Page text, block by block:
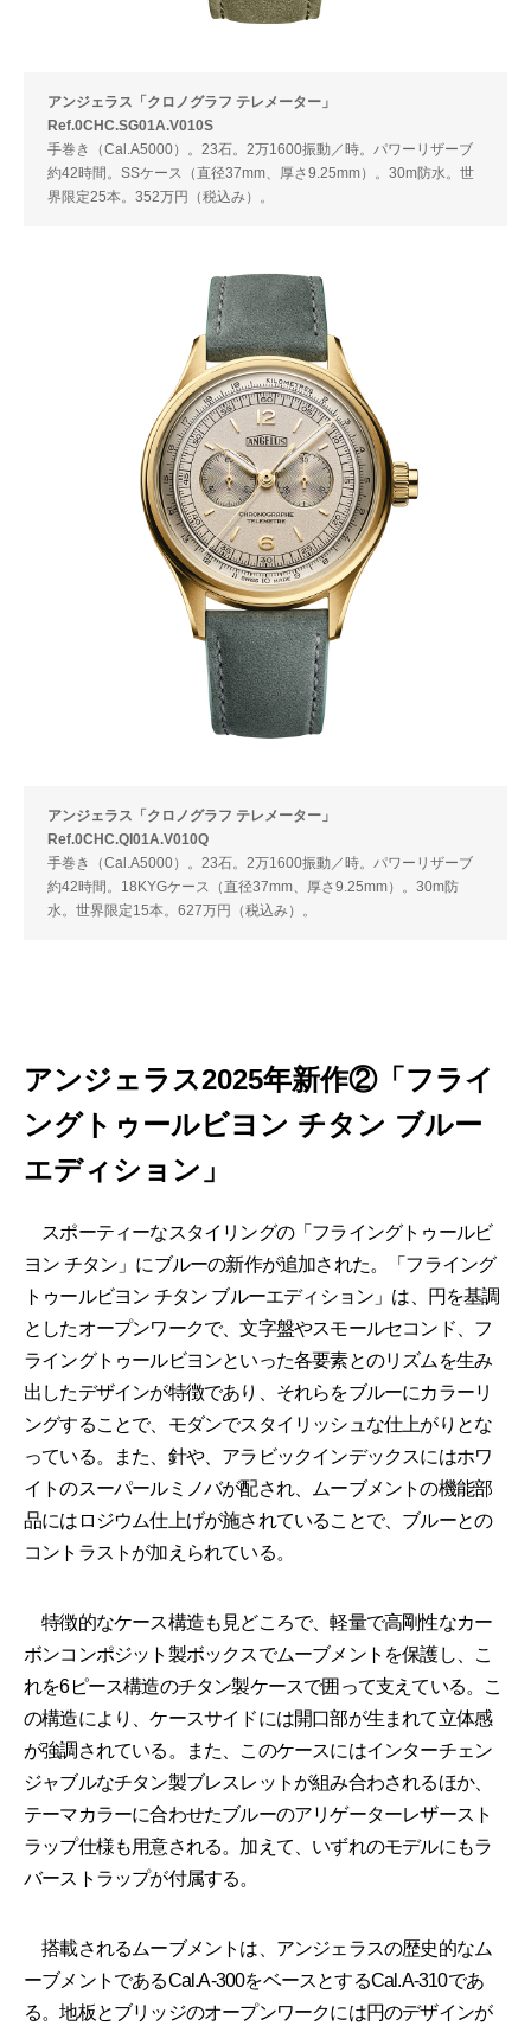
アンジェラス「クロノグラフ テレメーター」
Ref.0CHC.SG01A.V010S
手巻き（Cal.A5000）。23石。2万1600振動／時。パワーリザーブ
約42時間。SSケース（直径37mm、厚さ9.25mm）。30m防水。世
界限定25本。352万円（税込み）。
アンジェラス「クロノグラフ テレメーター」
Ref.0CHC.QI01A.V010Q
手巻き（Cal.A5000）。23石。2万1600振動／時。パワーリザーブ
約42時間。18KYGケース（直径37mm、厚さ9.25mm）。30m防
水。世界限定15本。627万円（税込み）。
アンジェラス2025年新作②「フライ
ングトゥールビヨン チタン ブルー
エディション」
スポーティーなスタイリングの「フライングトゥールビ
ヨン チタン」にブルーの新作が追加された。「フライング
トゥールビヨン チタン ブルーエディション」は、円を基調
としたオープンワークで、文字盤やスモールセコンド、フ
ライングトゥールビヨンといった各要素とのリズムを生み
出したデザインが特徴であり、それらをブルーにカラーリ
ングすることで、モダンでスタイリッシュな仕上がりとな
っている。また、針や、アラビックインデックスにはホワ
イトのスーパールミノバが配され、ムーブメントの機能部
品にはロジウム仕上げが施されていることで、ブルーとの
コントラストが加えられている。
特徴的なケース構造も見どころで、軽量で高剛性なカー
ボンコンポジット製ボックスでムーブメントを保護し、こ
れを6ピース構造のチタン製ケースで囲って支えている。こ
の構造により、ケースサイドには開口部が生まれて立体感
が強調されている。また、このケースにはインターチェン
ジャブルなチタン製ブレスレットが組み合わされるほか、
テーマカラーに合わせたブルーのアリゲーターレザースト
ラップ仕様も用意される。加えて、いずれのモデルにもラ
バーストラップが付属する。
搭載されるムーブメントは、アンジェラスの歴史的なム
ーブメントであるCal.A-300をベースとするCal.A-310であ
る。地板とブリッジのオープンワークには円のデザインが